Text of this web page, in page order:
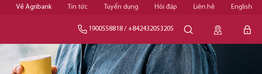
Về Agribank Tin tức Tuyển dụng Hỏi đáp Liên hệ English
1900558818 / +842432053205